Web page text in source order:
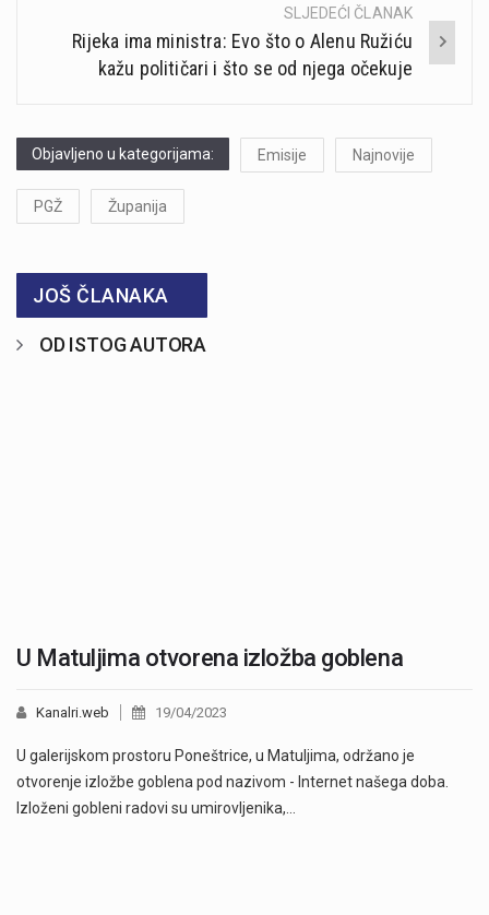
SLJEDEĆI ČLANAK
Rijeka ima ministra: Evo što o Alenu Ružiću
kažu političari i što se od njega očekuje
Objavljeno u kategorijama: Emisije Najnovije
PGŽ Županija
JOŠ ČLANAKA
OD ISTOG AUTORA
U Matuljima otvorena izložba goblena
Kanalri.web 19/04/2023
U galerijskom prostoru Poneštrice, u Matuljima, održano je
otvorenje izložbe goblena pod nazivom - Internet našega doba.
Izloženi gobleni radovi su umirovljenika,…